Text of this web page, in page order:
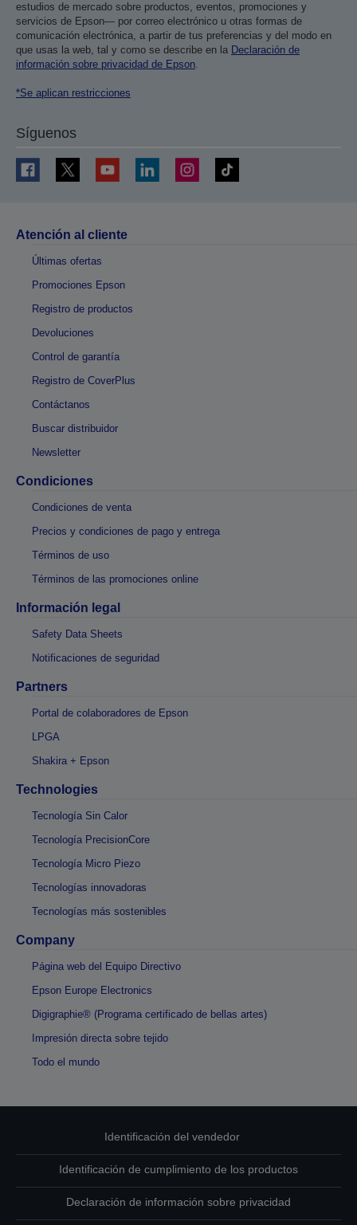
estudios de mercado sobre productos, eventos, promociones y
servicios de Epson— por correo electrónico u otras formas de
comunicación electrónica, a partir de tus preferencias y del modo en
que usas la web, tal y como se describe en la Declaración de
información sobre privacidad de Epson.
*Se aplican restricciones
Síguenos
Atención al cliente
Últimas ofertas
Promociones Epson
Registro de productos
Devoluciones
Control de garantía
Registro de CoverPlus
Contáctanos
Buscar distribuidor
Newsletter
Condiciones
Condiciones de venta
Precios y condiciones de pago y entrega
Términos de uso
Términos de las promociones online
Información legal
Safety Data Sheets
Notificaciones de seguridad
Partners
Portal de colaboradores de Epson
LPGA
Shakira + Epson
Technologies
Tecnología Sin Calor
Tecnología PrecisionCore
Tecnología Micro Piezo
Tecnologías innovadoras
Tecnologías más sostenibles
Company
Página web del Equipo Directivo
Epson Europe Electronics
Digigraphie® (Programa certificado de bellas artes)
Impresión directa sobre tejido
Todo el mundo
Identificación del vendedor
Identificación de cumplimiento de los productos
Declaración de información sobre privacidad